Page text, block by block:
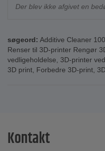
Der blev ikke afgivet en
søgeord: Additive Cleaner 100
Renser til 3D-printer Rengør
vedligeholdelse, 3D-printer
3D print, Forbedre 3D-print,
Kontakt